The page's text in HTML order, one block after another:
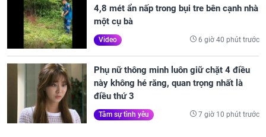
4,8 mét ẩn nấp trong bụi tre bên cạnh nhà
một cụ bà
Video 6 giờ 40 phút trước
Phụ nữ thông minh luôn giữ chặt 4 điều
này không hé răng, quan trọng nhất là
điều thứ 3
Tâm sự tình yêu 7 giờ 10 phút trước